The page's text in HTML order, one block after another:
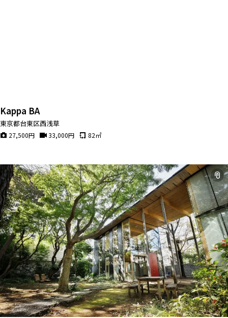
Kappa BA
東京都台東区西浅草
27,500円 33,000円 82㎡